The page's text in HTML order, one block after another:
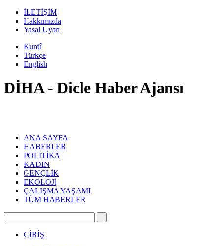
İLETİŞİM
Hakkımızda
Yasal Uyarı
Kurdî
Türkçe
English
DİHA - Dicle Haber Ajansı
ANA SAYFA
HABERLER
POLİTİKA
KADIN
GENÇLİK
EKOLOJİ
ÇALIŞMA YAŞAMI
TÜM HABERLER
GİRİŞ